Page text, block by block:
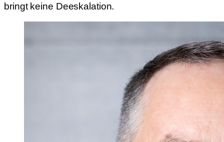
bringt keine Deeskalation.